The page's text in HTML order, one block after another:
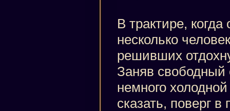
В трактире,
несколько
решивших
Заняв свободный
немного
сказать, поверг